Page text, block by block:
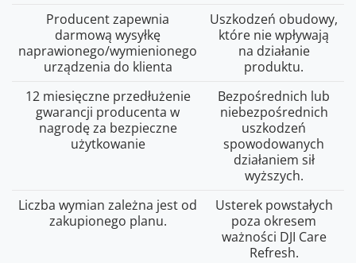
Producent zapewnia
darmową wysyłkę
naprawionego/wymienionego
urządzenia do klienta
Uszkodzeń obudowy,
które nie wpływają
na działanie
produktu.
12 miesięczne przedłużenie
gwarancji producenta w
nagrodę za bezpieczne
użytkowanie
Bezpośrednich lub
niebezpośrednich
uszkodzeń
spowodowanych
działaniem sił
wyższych.
Liczba wymian zależna jest od
zakupionego planu.
Usterek powstałych
poza okresem
ważności DJI Care
Refresh.